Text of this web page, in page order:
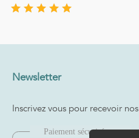
Newsletter
Inscrivez vous pour recevoir